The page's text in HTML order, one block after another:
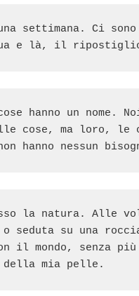
settimana. Ci
e là, il
hanno un nome.
cose, ma loro, le
hanno nessun
la natura. Alle
seduta su una
il mondo, senza
della mia pelle.